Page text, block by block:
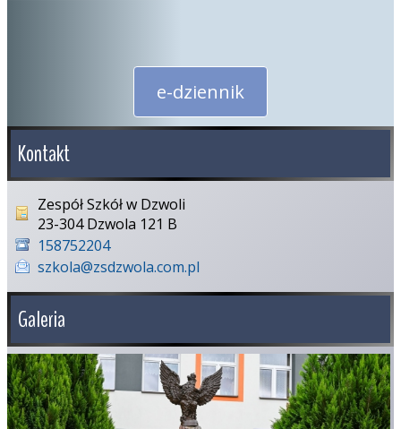
e-dziennik
Kontakt
Zespół Szkół w Dzwoli
23-304 Dzwola 121 B
158752204
szkola@zsdzwola.com.pl
Galeria